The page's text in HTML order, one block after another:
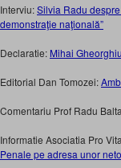
Interviu:Silvia Radu
demonstraţie naţională”
Declaratie: Mihai
Editorial Dan Tomozei:
Comentariu Prof Radu
Informatie Asociatia Pro
Penale pe adresa unor